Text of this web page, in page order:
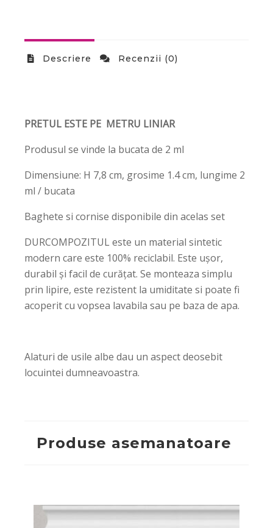
Descriere Recenzii (0)
PRETUL ESTE PE METRU LINIAR
Produsul se vinde la bucata de 2 ml
Dimensiune: H 7,8 cm, grosime 1.4 cm, lungime 2
ml / bucata
Baghete si cornise disponibile din acelas set
DURCOMPOZITUL este un material sintetic
modern care este 100% reciclabil. Este ușor,
durabil și facil de curățat. Se monteaza simplu
prin lipire, este rezistent la umiditate si poate fi
acoperit cu vopsea lavabila sau pe baza de apa.
Alaturi de usile albe dau un aspect deosebit
locuintei dumneavoastra.
Produse asemanatoare